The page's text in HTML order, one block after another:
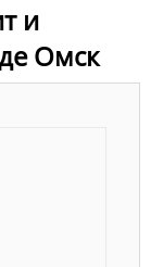
и
Омск